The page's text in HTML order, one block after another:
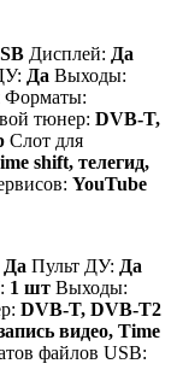
Дисплей: Да
Да Выходы:
Форматы:
тюнер: DVB-T,
Слот для
shift, телегид,
YouTube
Да Пульт ДУ: Да
1 шт Выходы:
DVB-T, DVB-T2
видео, Time
файлов USB: